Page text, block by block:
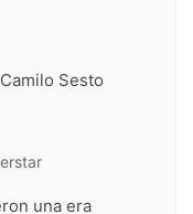
Sesto
una era